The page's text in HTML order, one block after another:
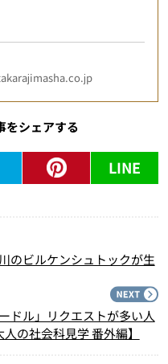
をシェアする
LINE
のビルケンシュトックが生
ドル」リクエストが多い人
の社会科見学 番外編】